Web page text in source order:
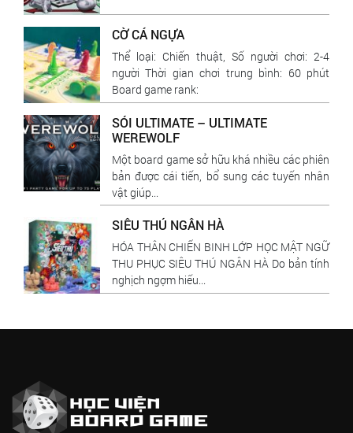
CỜ CÁ NGỰA
Thể loại: Chiến thuật, Số người chơi: 2-4
người Thời gian chơi trung bình: 60 phút
Board game rank:
SÓI ULTIMATE – ULTIMATE
WEREWOLF
Một board game sở hữu khá nhiều các phiên
bản được cái tiến, bổ sung các tuyến nhân
vật giúp...
SIÊU THÚ NGÂN HÀ
HÓA THÂN CHIẾN BINH LỚP HỌC MẬT NGỮ
THU PHỤC SIÊU THÚ NGÂN HÀ Do bản tính
nghịch ngợm hiếu...